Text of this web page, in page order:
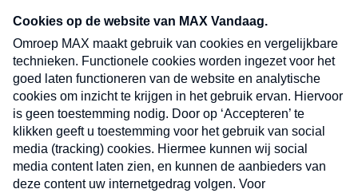
nieuwsbrief. Elke vrijdag- en dinsdagochtend in
uw mailbox.
Verzend